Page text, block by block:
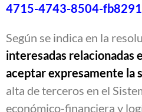
4715-4743-8504-
Según se indica en la
interesadas relacionadas
aceptar expresamente la
alta de terceros en el
económico-financiera y